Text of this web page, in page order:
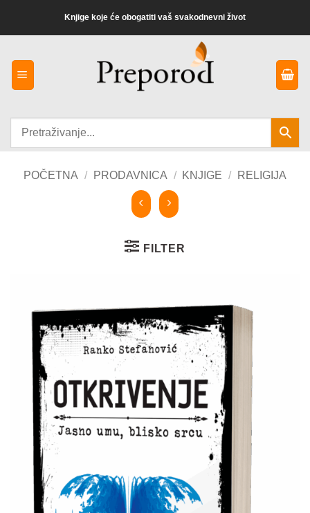
Knjige koje će obogatiti vaš svakodnevni život
POČETNA / PRODAVNICA / KNJIGE / RELIGIJA
FILTER